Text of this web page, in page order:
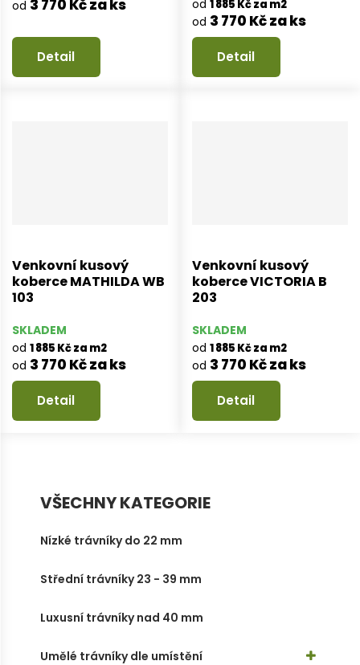
od 3 770 Kč za ks
Detail
od 1 885 Kč za m2
od 3 770 Kč za ks
Detail
Venkovní kusový
koberce MATHILDA WB
103
od 1 885 Kč za m2
od 3 770 Kč za ks
Detail
SKLADEM
Venkovní kusový
koberce VICTORIA B
203
od 1 885 Kč za m2
od 3 770 Kč za ks
Detail
SKLADEM
VŠECHNY KATEGORIE
Nízké trávníky do 22 mm
Střední trávníky 23 - 39 mm
Luxusní trávníky nad 40 mm
Umělé trávníky dle umístění